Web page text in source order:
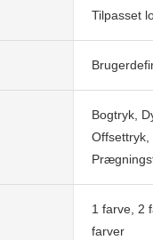
Tilpasset
Bogtryk,
Offsettryk,
1 farve, 2
farver